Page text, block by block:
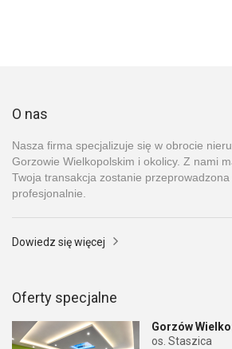
O nas
Nasza firma specjalizuje się w obrocie
Gorzowie Wielkopolskim i okolicy. Z nami
Twoja transakcja zostanie przeprowadzona
profesjonalnie.
Dowiedz się więcej
Oferty specjalne
Gorzów
os. Staszica